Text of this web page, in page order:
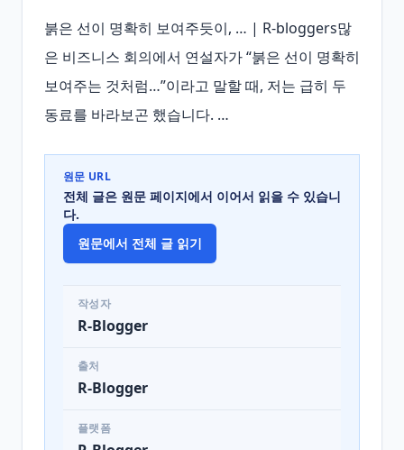
붉은 선이 명확히 보여주듯이, … | R-bloggers많
은 비즈니스 회의에서 연설자가 “붉은 선이 명확히
보여주는 것처럼…”이라고 말할 때, 저는 급히 두
동료를 바라보곤 했습니다. …
원문 URL
전체 글은 원문 페이지에서 이어서 읽을 수 있습니
다.
원문에서 전체 글 읽기
작성자
R-Blogger
출처
R-Blogger
플랫폼